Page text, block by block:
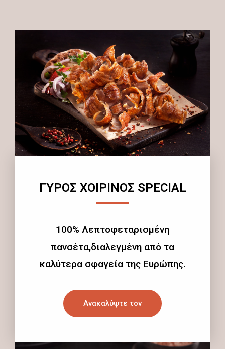
ΓΥΡΟΣ ΧΟΙΡΙΝΟΣ SPECIAL
100% Λεπτοφεταρισμένη
πανσέτα,διαλεγμένη από τα
καλύτερα σφαγεία της Ευρώπης.
Ανακαλύψτε τον